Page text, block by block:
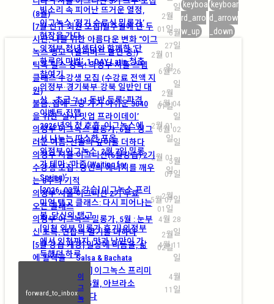
빗소리 속 피어난 뜨거운 열정,
이그녹스 ‘정기 수료식 밀롱가’
현장을 가다
2월
01일
의정부 청년센터와 함께한 ‘단
하루의 마법’, 1-DAY Latin 청춘
참여기
2월 01
일
의정부·경기북부·강북 일반인 대
상… 초급 ‘1+1 동반 등록’ 파격
이벤트 진행
2월
01일
2026년의 첫 호흡, 이그녹스에
서 나누는 따스한 포옹
2월 01
일
의정부 이그녹스, 2월 7일 밀롱
가 테마: ‘마중(Waiting for
Spring)’
2월 01
일
[2026. 03월 강습] 이그녹스 프리
미엄 탱고 클래스: 다시 피어나는
봄, 당신의 탱고
2월
01일
[인천 외부 밀롱가 후기] 의정부
에서 인천까지, 맛과 낭만이 가
득했던 하루
2월
02일
(8월)
일
[7월 신규 회원 모집]일주일에 단 두
시간, 나를 위한 아름다운 변화 “이그
녹스 탱고” (얼리버드 할인 중!)
6월
27일
틱톡·릴스 정복! 의정부 셔플 스텝
클래스 수강생 모집 (수강료 전액 지
원)
6월 26
일
불금, 집에 그냥 가기 아쉬운 3040
을 위한 ‘살사 밋업 프라이데이’
6월 04
일
의정부 이그녹스 밀롱가, 6월 : 싱그
러운 여름, 선율의 깊이를 더하다
6월 02
일
의정부 셔플 이그니션(6월강습) 2기
수강생 모집 : 당신의 에너지를 깨우
는 8주의 기적
5월
07일
의정부 셔플 이그니션 2기 무료
오픈 클래스
5월 07일
의정부 이그녹스 밀롱가, 5월 : 눈부
신 초록, 연합의 열기를 더하다
4월 28
일
[5월 강습 개강] 일상에 리듬을, 삶
에 활력을 — Salsa & Bachata
4월 11
일
[2026. 05월 강습] 이그녹스 프리미
엄 탱고 클래스: 5월, 아브라소
(Abrazo)에 물들다
4월
11일
keyboa
rd_arro
w_up
keyboar
d_arrow
_down
forward_to_inbox
이
그
녹